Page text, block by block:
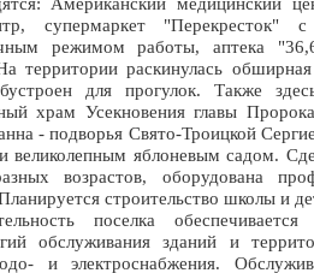
супермаркет "Перекресток" с
режимом работы, аптека
территории раскинулась обширная
для прогулок. Также
храм Усекновения главы
- подворья Свято-Троицкой
великолепным яблоневым садом.
возрастов, оборудована
строительство школы и
поселка обеспечивается
обслуживания зданий и
и электроснабжения.